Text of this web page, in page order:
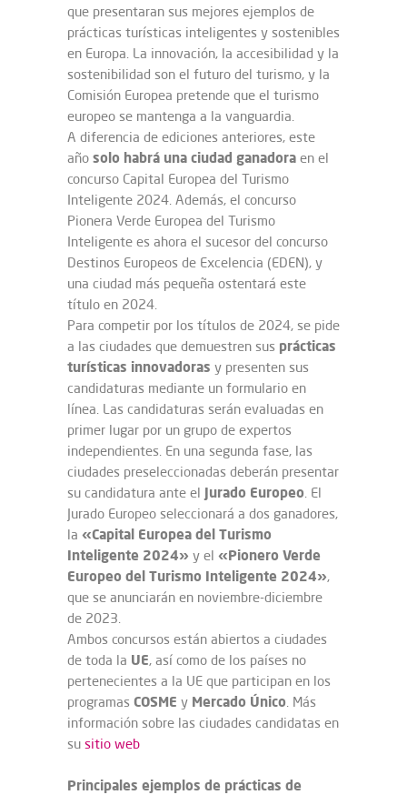
que presentaran sus mejores ejemplos de
prácticas turísticas inteligentes y sostenibles
en Europa. La innovación, la accesibilidad y la
sostenibilidad son el futuro del turismo, y la
Comisión Europea pretende que el turismo
europeo se mantenga a la vanguardia.
A diferencia de ediciones anteriores, este
año solo habrá una ciudad ganadora en el
concurso Capital Europea del Turismo
Inteligente 2024. Además, el concurso
Pionera Verde Europea del Turismo
Inteligente es ahora el sucesor del concurso
Destinos Europeos de Excelencia (EDEN), y
una ciudad más pequeña ostentará este
título en 2024.
Para competir por los títulos de 2024, se pide
a las ciudades que demuestren sus prácticas
turísticas innovadoras y presenten sus
candidaturas mediante un formulario en
línea. Las candidaturas serán evaluadas en
primer lugar por un grupo de expertos
independientes. En una segunda fase, las
ciudades preseleccionadas deberán presentar
su candidatura ante el Jurado Europeo. El
Jurado Europeo seleccionará a dos ganadores,
la «Capital Europea del Turismo
Inteligente 2024» y el «Pionero Verde
Europeo del Turismo Inteligente 2024»,
que se anunciarán en noviembre-diciembre
de 2023.
Ambos concursos están abiertos a ciudades
de toda la UE, así como de los países no
pertenecientes a la UE que participan en los
programas COSME y Mercado Único. Más
información sobre las ciudades candidatas en
su sitio web
Principales ejemplos de prácticas de